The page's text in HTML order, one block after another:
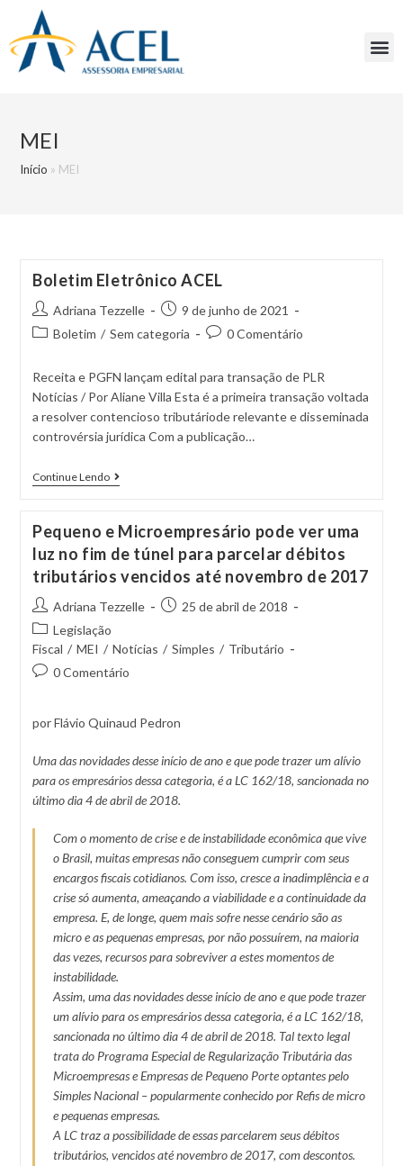
MEI
Início » MEI
Boletim Eletrônico ACEL
Adriana Tezzelle
9 de junho de 2021
Boletim / Sem categoria 0 Comentário
Receita e PGFN lançam edital para transação de PLR
Notícias / Por Aliane Villa Esta é a primeira transação voltada
a resolver contencioso tributáriode relevante e disseminada
controvérsia jurídica Com a publicação…
Continue Lendo
Pequeno e Microempresário pode ver uma
luz no fim de túnel para parcelar débitos
tributários vencidos até novembro de 2017
Adriana Tezzelle
25 de abril de 2018
Legislação
Fiscal / MEI / Notícias / Simples / Tributário
0 Comentário
por Flávio Quinaud Pedron
Uma das novidades desse início de ano e que pode trazer um alívio
para os empresários dessa categoria, é a LC 162/18, sancionada no
último dia 4 de abril de 2018.
Com o momento de crise e de instabilidade econômica que vive
o Brasil, muitas empresas não conseguem cumprir com seus
encargos fiscais cotidianos. Com isso, cresce a inadimplência e a
crise só aumenta, ameaçando a viabilidade e a continuidade da
empresa. E, de longe, quem mais sofre nesse cenário são as
micro e as pequenas empresas, por não possuírem, na maioria
das vezes, recursos para sobreviver a estes momentos de
instabilidade.
Assim, uma das novidades desse início de ano e que pode trazer
um alívio para os empresários dessa categoria, é a LC 162/18,
sancionada no último dia 4 de abril de 2018. Tal texto legal
trata do Programa Especial de Regularização Tributária das
Microempresas e Empresas de Pequeno Porte optantes pelo
Simples Nacional – popularmente conhecido por Refis de micro
e pequenas empresas.
A LC traz a possibilidade de essas parcelarem seus débitos
tributários, vencidos até novembro de 2017, com descontos.